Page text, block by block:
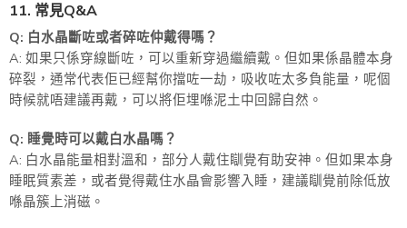
11. 常見Q&A
Q: 白水晶斷咗或者碎咗仲戴得嗎？
A: 如果只係穿線斷咗，可以重新穿過繼續戴。但如果係晶體本身
碎裂，通常代表佢已經幫你擋咗一劫，吸收咗太多負能量，呢個
時候就唔建議再戴，可以將佢埋喺泥土中回歸自然。
Q: 睡覺時可以戴白水晶嗎？
A: 白水晶能量相對溫和，部分人戴住瞓覺有助安神。但如果本身
睡眠質素差，或者覺得戴住水晶會影響入睡，建議瞓覺前除低放
喺晶簇上消磁。